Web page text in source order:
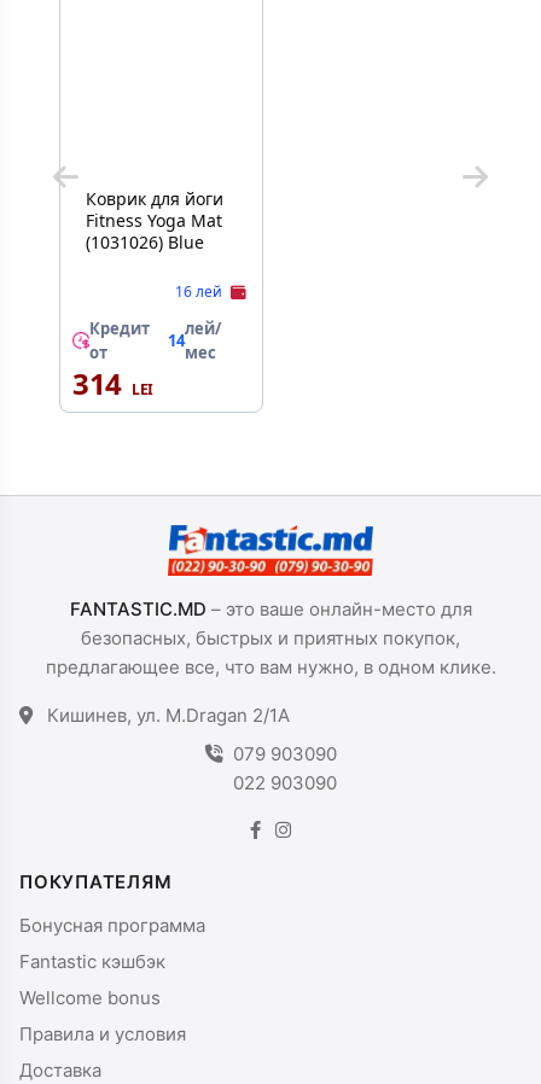
Коврик для йоги
Fitness Yoga Mat
(1031026) Blue
16 лей
Кредит
от
14
лей/
мес
314
FANTASTIC.MD – это ваше онлайн-место для
безопасных, быстрых и приятных покупок,
предлагающее все, что вам нужно, в одном клике.
Кишинев, ул. M.Dragan 2/1A
079 903090
022 903090
ПОКУПАТЕЛЯМ
Бонусная программа
Fantastic кэшбэк
Wellcome bonus
Правила и условия
Доставка